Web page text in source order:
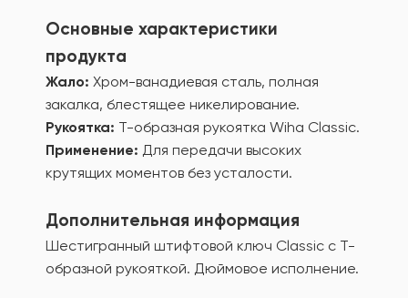
Основные характеристики
продукта
Жало: Хром-ванадиевая сталь, полная
закалка, блестящее никелирование.
Рукоятка: Т-образная рукоятка Wiha Classic.
Применение: Для передачи высоких
крутящих моментов без усталости.
Дополнительная информация
Шестигранный штифтовой ключ Classic с Т-
образной рукояткой. Дюймовое исполнение.